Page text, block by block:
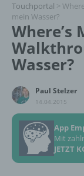
Touchportal >
mein Wasser?
Where’s
Wasser?
Paul Stelzer
14.04.2015
App
Mit
JETZT